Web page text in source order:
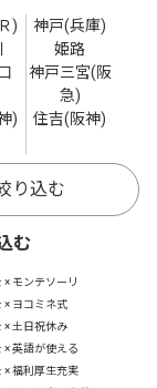
)
神戸(兵庫)
姫路
神戸三宮(阪
急)
)
住吉(阪神)
り込む
む
× モンテソーリ
× ヨコミネ式
× 土日祝休み
× 英語が使える
× 福利厚生充実